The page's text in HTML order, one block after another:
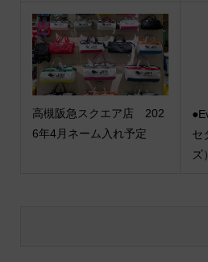
高槻阪急スクエア店 202
6年4月ネーム入れ予定
セ
ズ